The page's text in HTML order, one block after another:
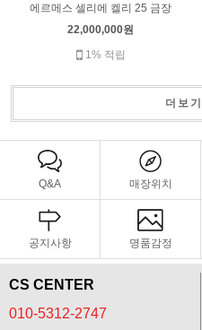
에르메스 셀리에 켈리 25 금장
22,000,000원
1% 적립
더보기
Q&A 매장위치
공지사항 명품감정
CS CENTER
010-5312-2747